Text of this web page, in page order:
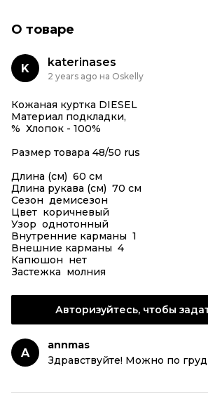
О товаре
K katerinases
2 years ago на Oskelly
Кожаная куртка DIESEL
Материал подкладки,
% Хлопок - 100%
Размер товара 48/50 rus
Длина (см) 60 см
Длина рукава (см) 70 см
Сезон демисезон
Цвет коричневый
Узор однотонный
Внутренние карманы 1
Внешние карманы 4
Капюшон нет
Застежка молния
Авторизуйтесь, чтобы
A
annmas
Здравствуйте! Можно по